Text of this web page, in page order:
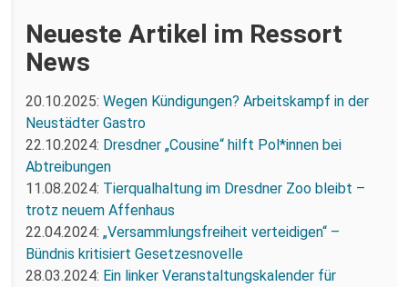
Neueste Artikel im Ressort
News
20.10.2025: Wegen Kündigungen? Arbeitskampf in der
Neustädter Gastro
22.10.2024: Dresdner „Cousine“ hilft Pol*innen bei
Abtreibungen
11.08.2024: Tierqualhaltung im Dresdner Zoo bleibt –
trotz neuem Affenhaus
22.04.2024: „Versammlungsfreiheit verteidigen“ –
Bündnis kritisiert Gesetzesnovelle
28.03.2024: Ein linker Veranstaltungskalender für